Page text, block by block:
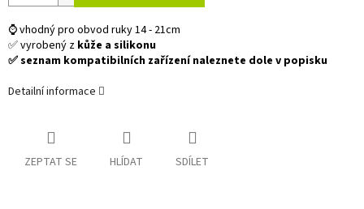
⌚ vhodný pro obvod ruky 14 - 21cm
✅ vyrobený z kůže a silikonu
✅ seznam kompatibilních zařízení naleznete dole v popisku
Detailní informace
ZEPTAT SE HLÍDAT SDÍLET